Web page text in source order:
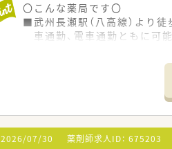
〇こんな薬局です〇
■武州長瀬駅（八高線）より徒
車通勤、電車通勤ともに可能
1日40～60枚を応需！薬剤
■薬局から徒歩2分の距離に
駐車場は広く、運転に多少
○募集の背景○
■薬剤師さんの1名の退職に伴
引継ぎの関係で早めにご入
2026/07/30 薬剤師求人ID： 675203